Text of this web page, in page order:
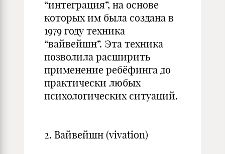
“интеграция”, на основе
которых им была создана в
1979 году техника
“вайвейшн”. Эта техника
позволила расширить
применение ребёфинга до
практически любых
психологических ситуаций.
2. Вайвейшн (vivation)